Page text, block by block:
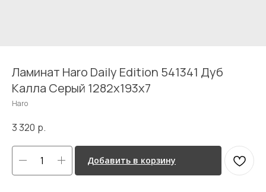
Ламинат Haro Daily Edition 541341 Дуб
Калла Серый 1282x193x7
Haro
3 320 р.
Добавить в корзину